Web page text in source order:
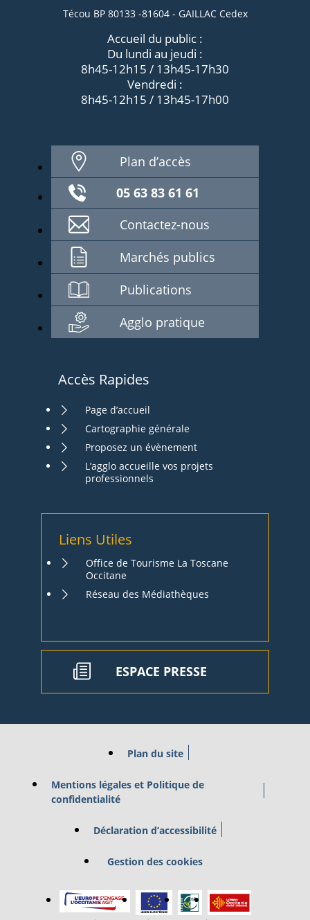
Técou BP 80133 -81604 - GAILLAC Cedex
Accueil du public :
Du lundi au jeudi :
8h45-12h15 / 13h45-17h30
Vendredi :
8h45-12h15 / 13h45-17h00
Plan d’accès
05 63 83 61 61
Contactez-nous
Marchés publics
Publications
Agglo pratique
Accès Rapides
Page d’accueil
Cartographie générale
Proposez un évènement
L’agglo accueille vos projets
professionnels
Liens Utiles
Office de Tourisme La Toscane
Occitane
Réseau des Médiathèques
ESPACE PRESSE
Plan du site
Mentions légales et Politique de
confidentialité
Déclaration d’accessibilité
Gestion des cookies